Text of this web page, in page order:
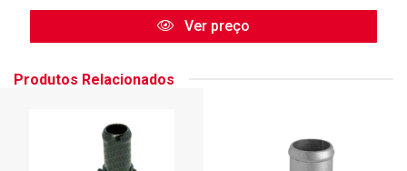
Ver preço
Produtos Relacionados